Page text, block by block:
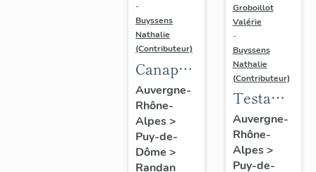
-
Buyssens
Nathalie
(Contributeur)
Canapé
à joues
n° 2
Auvergne-
Rhône-
Alpes>
Puy-de-
Dôme >
Randan
Groboillot
Valérie
-
Buyssens
Nathalie
(Contributeur)
Testament
politique
de
Philippe
Auvergne-
Rhône-
Alpes>
Puy-de-